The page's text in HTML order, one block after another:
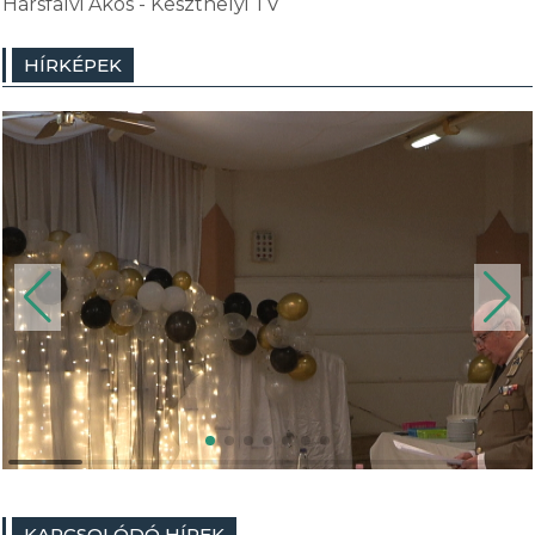
HÍRKÉPEK